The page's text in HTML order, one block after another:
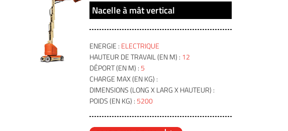
Nacelle à mât vertical
ENERGIE : ELECTRIQUE
HAUTEUR DE TRAVAIL (EN M) : 12
DÉPORT (EN M) : 5
CHARGE MAX (EN KG) :
DIMENSIONS (LONG X LARG X HAUTEUR) :
POIDS (EN KG) : 5200